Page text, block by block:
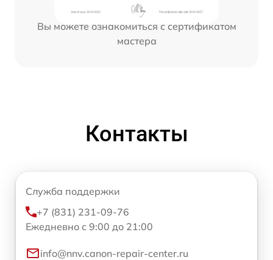
Вы можете ознакомиться с сертификатом
мастера
Контакты
Служба поддержки
+7 (831) 231-09-76
Ежедневно с 9:00 до 21:00
info@nnv.canon-repair-center.ru